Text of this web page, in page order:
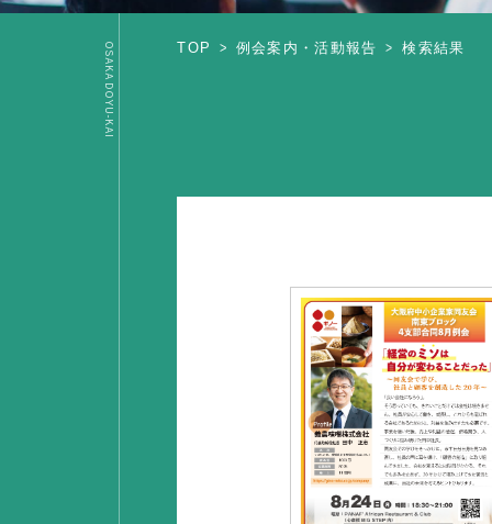
TOP 例会案内・活動報告 検索結果
OSAKA DOYU-KAI